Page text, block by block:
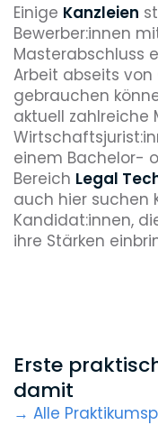
Einige Kanzleien
Bewerber:innen
Masterabschluss
Arbeit abseits
gebrauchen
aktuell zahlreiche
einem Bachelor-
Bereich Legal
auch hier suchen
Kandidat:innen,
ihre Stärken
Erste
damit
→ Alle